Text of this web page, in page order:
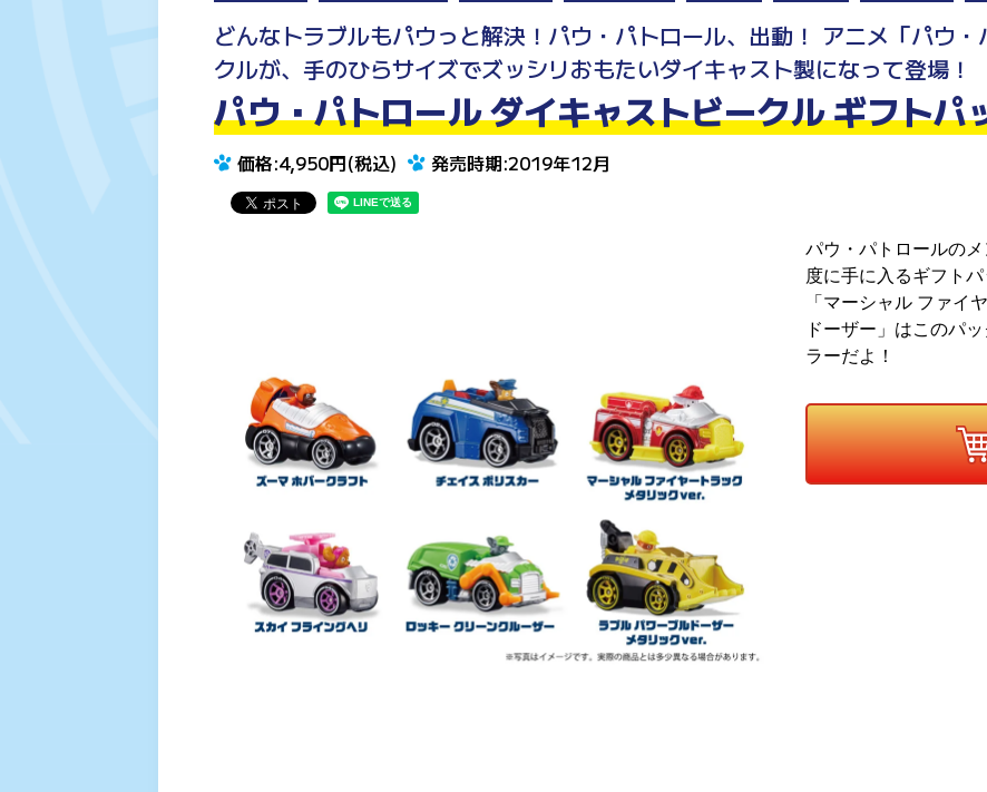
どんなトラブルもパウっと解決！パウ・パトロール、出動！ アニメ「パウ
クルが、手のひらサイズでズッシリおもたいダイキャスト製になって登場！
パウ・パトロール ダイキャストビークル ギフトパ
価格:4,950円(税込) 発売時期:2019年12月
パウ・パトロールの
度に手に入るギフトパ
「マーシャル ファイ
ドーザー」はこのパ
ラーだよ！